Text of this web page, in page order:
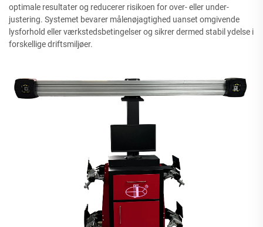
optimale resultater og reducerer risikoen for over- eller under-
justering. Systemet bevarer målenøjagtighed uanset omgivende
lysforhold eller værkstedsbetingelser og sikrer dermed stabil ydelse i
forskellige driftsmiljøer.